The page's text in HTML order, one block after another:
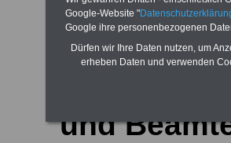
Baden-
und
Google-Website "
Google ihre personenbezogenen
Dürfen wir Ihre Daten nutzen, um
erheben Daten und verwenden